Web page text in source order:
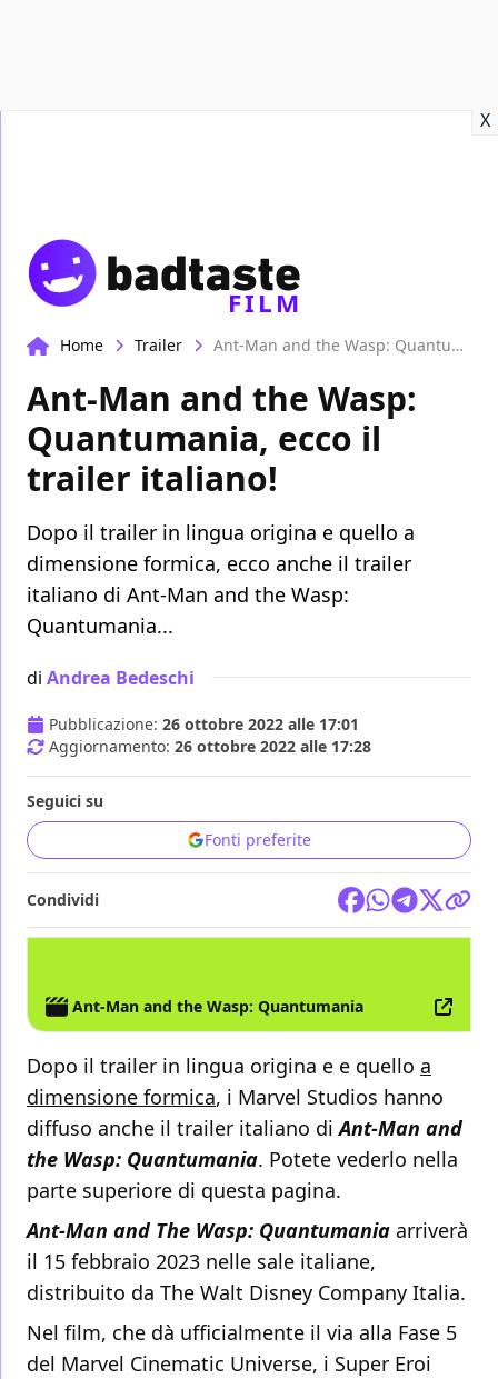
X
FILM
Home Trailer Ant-Man and the Wasp: Quantumania, ecco il trailer italiano!
Ant-Man and the Wasp:
Quantumania, ecco il
trailer italiano!
Dopo il trailer in lingua origina e quello a
dimensione formica, ecco anche il trailer
italiano di Ant-Man and the Wasp:
Quantumania...
di Andrea Bedeschi
Pubblicazione: 26 ottobre 2022 alle 17:01
Aggiornamento: 26 ottobre 2022 alle 17:28
Seguici su
Fonti preferite
Condividi
Ant-Man and the Wasp: Quantumania
Dopo il trailer in lingua origina e e quello a
dimensione formica, i Marvel Studios hanno
diffuso anche il trailer italiano diAnt-Man and
the Wasp: Quantumania. Potete vederlo nella
parte superiore di questa pagina.
Ant-Man and The Wasp: Quantumania arriverà
il 15 febbraio 2023 nelle sale italiane,
distribuito da The Walt Disney Company Italia.
Nel film, che dà ufficialmente il via alla Fase 5
del Marvel Cinematic Universe, i Super Eroi